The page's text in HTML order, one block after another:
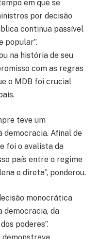
em que se
por decisão
continua passível
popular”.
na história de seu
com as regras
o MDB foi crucial
teve um
Afinal de
foi o avalista da
país entre o regime
e direta”, ponderou.
monocrática
democracia, da
poderes”.